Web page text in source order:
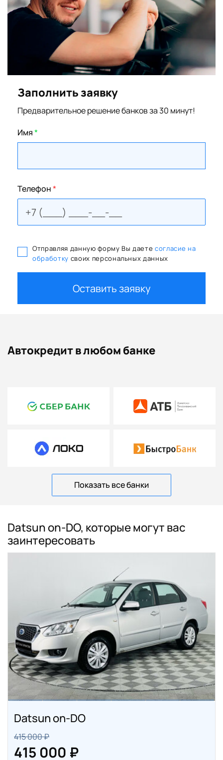
Заполнить заявку
Предварительное решение банков за 30 минут!
Имя*
Телефон*
Отправляя данную форму Вы даете согласие на
обработку своих персональных данных
Оставить заявку
Автокредит в любом банке
Показать все банки
Datsun on-DO, которые могут вас
заинтересовать
Datsun on-DO
415 000 ₽
415 000 ₽